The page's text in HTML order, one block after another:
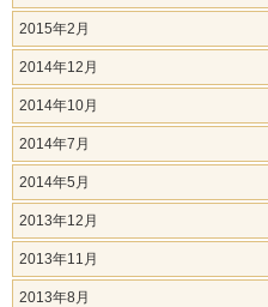
2015年2月
2014年12月
2014年10月
2014年7月
2014年5月
2013年12月
2013年11月
2013年8月